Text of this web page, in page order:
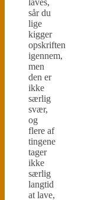
sår du
lige
kigger
opskriften
igennem,
men
den er
ikke
særlig
svær,
og
flere af
tingene
tager
ikke
særlig
langtid
at lave,